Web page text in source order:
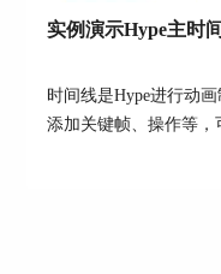
二、动画设置
实例演示Hype主时
时间线是Hype进行动
添加关键帧、操作等